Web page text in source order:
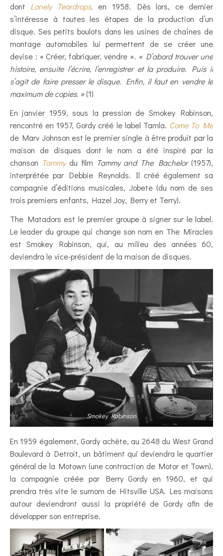
dont Lonely Teardrops, en 1958. Dès lors, ce dernier
s’intéresse à toutes les étapes de la production d’un
disque. Ses petits boulots dans les usines de chaînes de
montage automobiles lui permettent de se créer une
devise : « Créer, fabriquer, vendre ». « D’abord trouver une
histoire, ensuite l’écrire, l’enregistrer et la produire. Puis il
s’agit de faire presser le disque. Enfin, il faut en vendre le
maximum de copies. »(1)
En janvier 1959, sous la pression de Smokey Robinson,
rencontré en 1957, Gordy créé le label Tamla. Come To Me
de Marv Johnson est le premier single à être produit par la
maison de disques dont le nom a été inspiré par la
chanson Tammy du film Tammy and The Bachelor(1957),
interprétée par Debbie Reynolds. Il créé également sa
compagnie d’éditions musicales, Jobete (du nom de ses
trois premiers enfants, Hazel Joy, Berry et Terry).
The Matadors est le premier groupe à signer sur le label.
Le leader du groupe qui change son nom en The Miracles
est Smokey Robinson, qui, au milieu des années 60,
deviendra le vice-président de la maison de disques.
Smokey Robinson
En 1959 également, Gordy achète, au 2648 du West Grand
Boulevard à Detroit, un bâtiment qui deviendra le quartier
général de la Motown (une contraction de Motor et Town),
la compagnie créée par Berry Gordy en 1960, et qui
prendra très vite le surnom de Hitsville USA. Les maisons
autour deviendront aussi la propriété de Gordy afin de
développer son entreprise.